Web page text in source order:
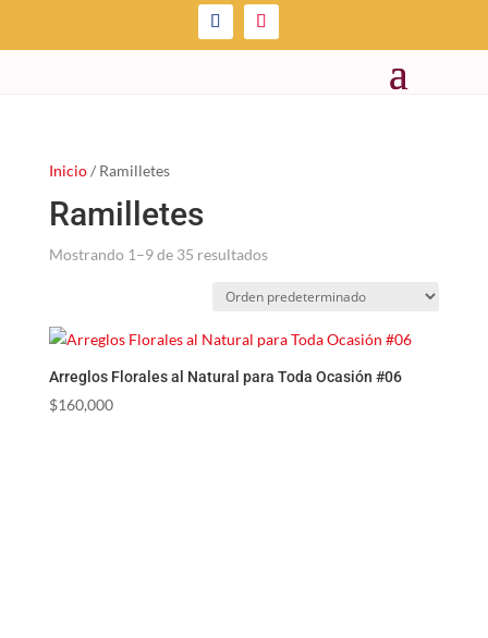
Inicio/ Ramilletes
Ramilletes
Mostrando 1–9 de 35 resultados
Arreglos Florales al Natural para Toda Ocasión #06
$160,000